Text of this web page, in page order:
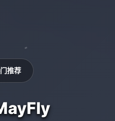
推荐